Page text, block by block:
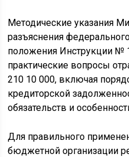
Методические указания
разъяснения
положения Инструкции №
практические вопросы
210 10 000, включая
кредиторской
обязательств и
Для правильного
бюджетной организации